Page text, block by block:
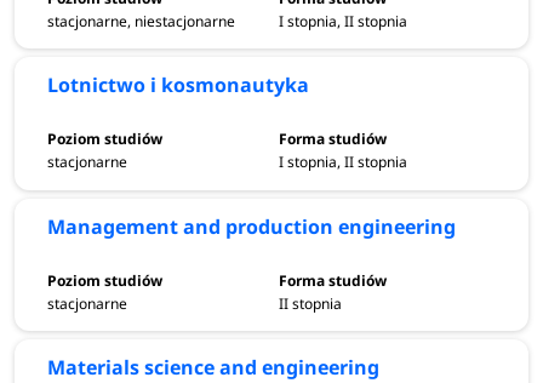
stacjonarne, niestacjonarne I stopnia, II stopnia
Lotnictwo i kosmonautyka
stacjonarne I stopnia, II stopnia
Management and production engineering
stacjonarne II stopnia
Materials science and engineering